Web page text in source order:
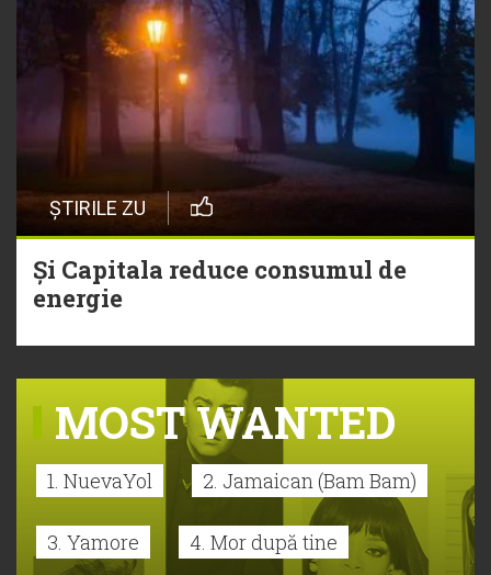
ȘTIRILE ZU
Și Capitala reduce consumul de
energie
MOST WANTED
1. NuevaYol 2. Jamaican (Bam Bam)
3. Yamore 4. Mor după tine